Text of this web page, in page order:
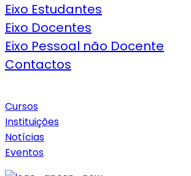
Eixo Estudantes
Eixo Docentes
Eixo Pessoal não Docente
Contactos
Cursos
Instituições
Notícias
Eventos